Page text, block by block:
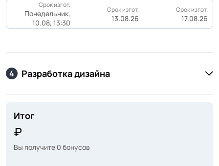
Срок изгот.
Понедельник,
10.08, 13:30
Срок изгот.
13.08.26
Срок изгот.
17.08.26
4 Разработка дизайна
Итог
Вы получите 0 бонусов